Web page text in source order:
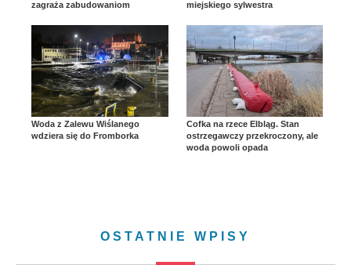
zagraża zabudowaniom
miejskiego sylwestra
Woda z Zalewu Wiślanego
wdziera się do Fromborka
Cofka na rzece Elbląg. Stan
ostrzegawczy przekroczony, ale
woda powoli opada
OSTATNIE WPISY